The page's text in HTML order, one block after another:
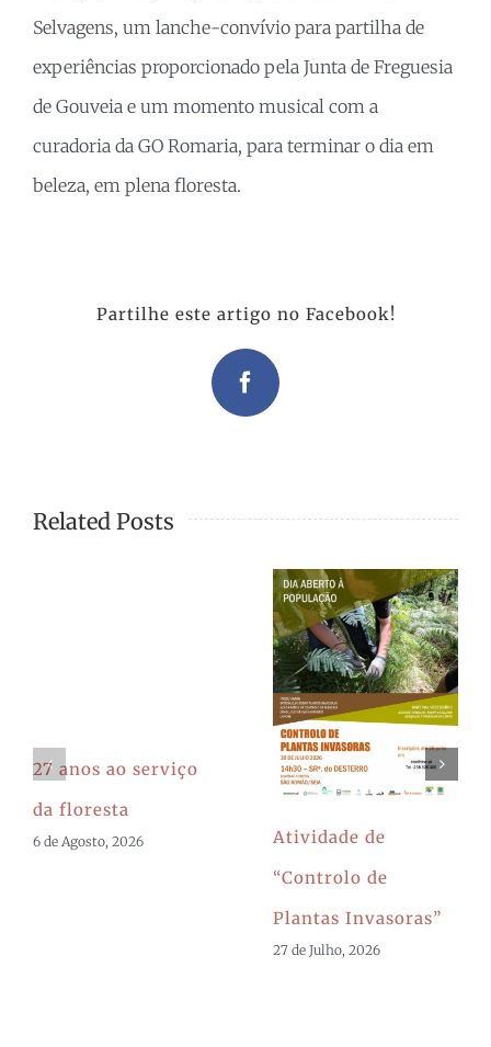
Selvagens, um lanche-convívio para partilha de
experiências proporcionado pela Junta de Freguesia
de Gouveia e um momento musical com a
curadoria da GO Romaria, para terminar o dia em
beleza, em plena floresta.
Partilhe este artigo no Facebook!
Facebook
Related Posts
27 anos ao serviço
da floresta
6 de Agosto, 2026
Atividade de
“Controlo de
Plantas Invasoras”
27 de Julho, 2026